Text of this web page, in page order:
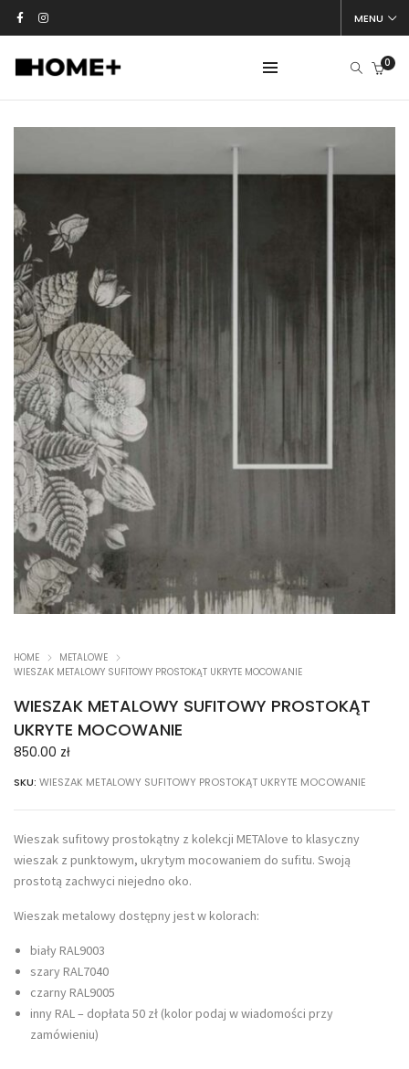
MENU
0
HOME
METALOWE
WIESZAK METALOWY SUFITOWY PROSTOKĄT UKRYTE MOCOWANIE
WIESZAK METALOWY SUFITOWY PROSTOKĄT
UKRYTE MOCOWANIE
850.00 zł
SKU: WIESZAK METALOWY SUFITOWY PROSTOKĄT UKRYTE MOCOWANIE
Wieszak sufitowy prostokątny z kolekcji METAlove to klasyczny
wieszak z punktowym, ukrytym mocowaniem do sufitu. Swoją
prostotą zachwyci niejedno oko.
Wieszak metalowy dostępny jest w kolorach:
biały RAL9003
szary RAL7040
czarny RAL9005
inny RAL – dopłata 50 zł (kolor podaj w wiadomości przy
zamówieniu)